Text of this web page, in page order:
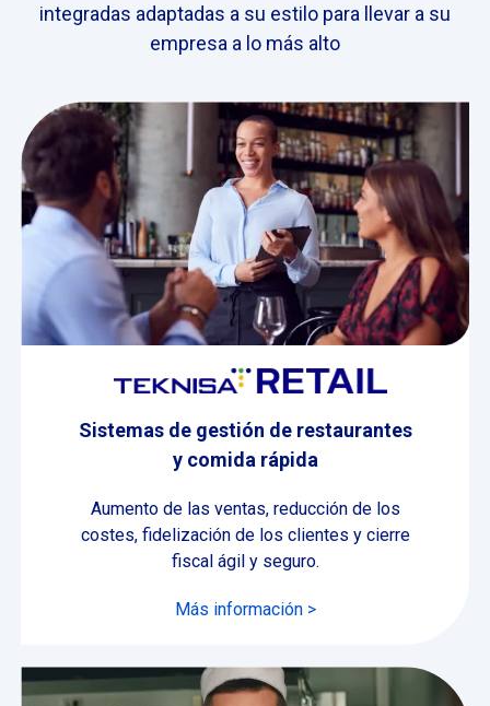
integradas adaptadas a su estilo para llevar a su
empresa a lo más alto
Sistemas de gestión de restaurantes
y comida rápida
Aumento de las ventas, reducción de los
costes, fidelización de los clientes y cierre
fiscal ágil y seguro.
Más información >